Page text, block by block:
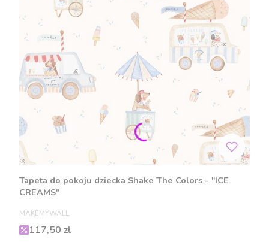
Tapeta do pokoju dziecka Shake The Colors - "ICE
CREAMS"
PRODUCENT
MAKEMYWALL
Cena promocyjna
117,50 zł